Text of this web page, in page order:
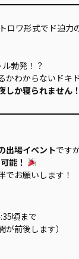
ロワ形式でド迫力
勃発！？
かわからないドキ
しか寝られません
出場イベントですが
能！
お願いします！
頃まで
が前後します）